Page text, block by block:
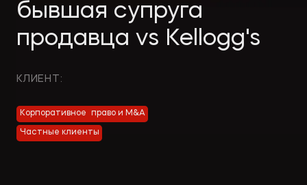
Банкротство
Публикации
в СМИ
материалы
бывшая супруга
продавца vs Kellogg's
КЛИЕНТ:
Корпоративное право и M&A
Частные клиенты